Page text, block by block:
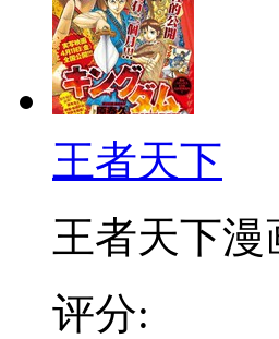
王者天下
王者天下漫
评分: